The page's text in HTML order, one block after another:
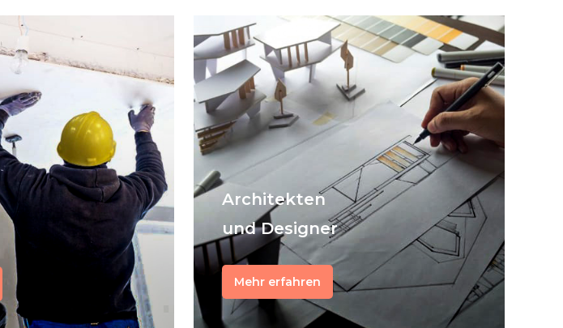
Architekten
und Designer
Mehr erfahren